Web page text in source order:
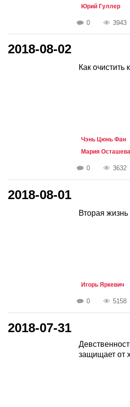
Юрий Гуллер
0 3943
2018-08-02
Как очистить
Чэнь Цюнь Фан
Мария Осташева
0 3632
2018-08-01
Вторая
Игорь Яркевич
0 5158
2018-07-31
защищает от